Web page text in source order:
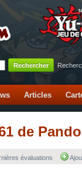
Articles
de
évaluations